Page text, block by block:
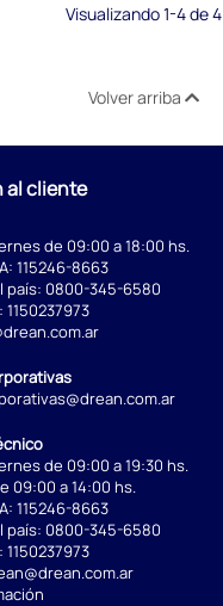
Visualizando 1-4 de 4
Volver arriba
al cliente
de 09:00 a 18:00 hs.
115246-8663
país: 0800-345-6580
1150237973
de 09:00 a 19:30 hs.
09:00 a 14:00 hs.
115246-8663
país: 0800-345-6580
1150237973